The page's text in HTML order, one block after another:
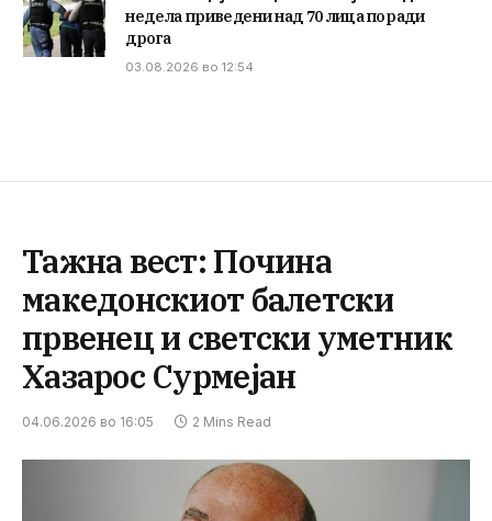
недела приведени над 70 лица поради
дрога
03.08.2026 во 12:54
Тажна вест: Почина
македонскиот балетски
првенец и светски уметник
Хазарос Сурмејан
04.06.2026 во 16:05 2 Mins Read